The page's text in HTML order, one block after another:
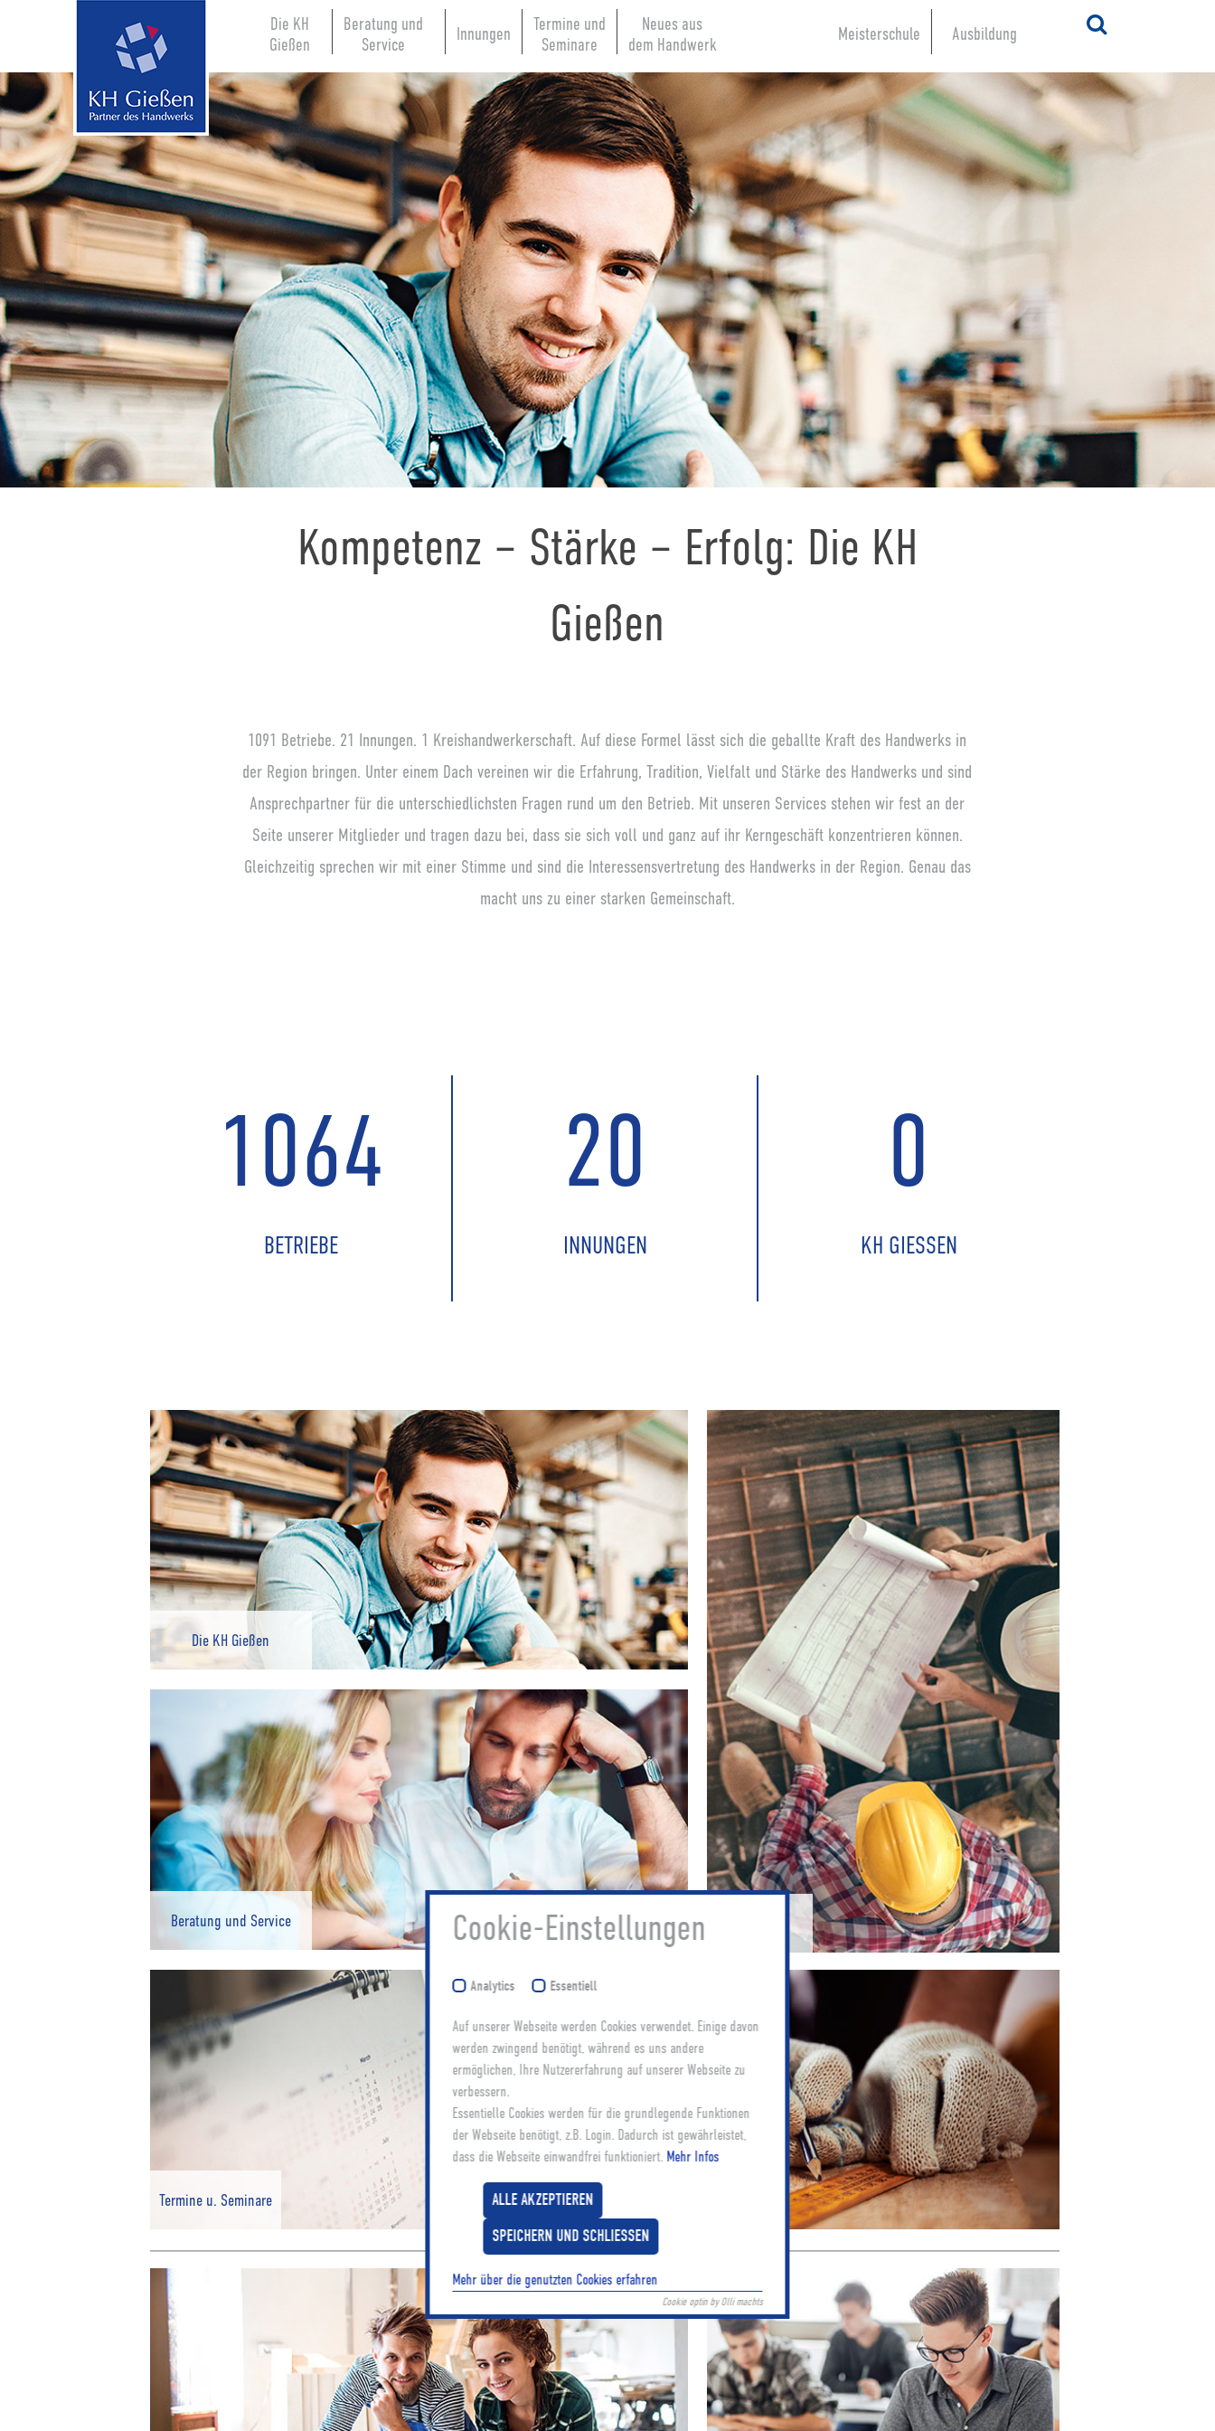
Die KH
Gießen
Beratung und
Service
Innungen
Termine und
Seminare
Neues aus
dem Handwerk
Meisterschule Ausbildung
Kompetenz – Stärke – Erfolg: Die KH
Gießen
1091 Betriebe. 21 Innungen. 1 Kreishandwerkerschaft. Auf diese Formel lässt sich die geballte Kraft des Handwerks in
der Region bringen. Unter einem Dach vereinen wir die Erfahrung, Tradition, Vielfalt und Stärke des Handwerks und sind
Ansprechpartner für die unterschiedlichsten Fragen rund um den Betrieb. Mit unseren Services stehen wir fest an der
Seite unserer Mitglieder und tragen dazu bei, dass sie sich voll und ganz auf ihr Kerngeschäft konzentrieren können.
Gleichzeitig sprechen wir mit einer Stimme und sind die Interessensvertretung des Handwerks in der Region. Genau das
macht uns zu einer starken Gemeinschaft.
1091
BETRIEBE
21
INNUNGEN
1
KH GIESSEN
Die KH Gießen
Beratung und Service
Termine u. Seminare Neues aus dem Handwerk
Cookie-Einstellungen
Analytics Essentiell
Auf unserer Webseite werden Cookies verwendet. Einige davon
werden zwingend benötigt, während es uns andere
ermöglichen, Ihre Nutzererfahrung auf unserer Webseite zu
verbessern.
Essentielle Cookies werden für die grundlegende Funktionen
der Webseite benötigt, z.B. Login. Dadurch ist gewährleistet,
dass die Webseite einwandfrei funktioniert. Mehr Infos
ALLE AKZEPTIEREN
SPEICHERN UND SCHLIESSEN
Mehr über die genutzten Cookies erfahren
Cookie optin by Olli machts